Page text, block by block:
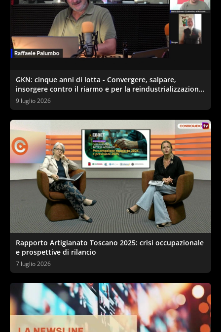
GKN: cinque anni di lotta - Convergere, salpare,
insorgere contro il riarmo e per la reindustrializzazione
ecologica
9 luglio 2026
Rapporto Artigianato Toscano 2025: crisi occupazionale
e prospettive di rilancio
7 luglio 2026